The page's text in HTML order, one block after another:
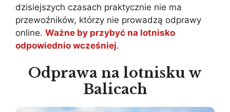
dzisiejszych czasach praktycznie nie ma
przewoźników, którzy nie prowadzą odprawy
online. Ważne by przybyć na lotnisko
odpowiednio wcześniej.
Odprawa na lotnisku w
Balicach